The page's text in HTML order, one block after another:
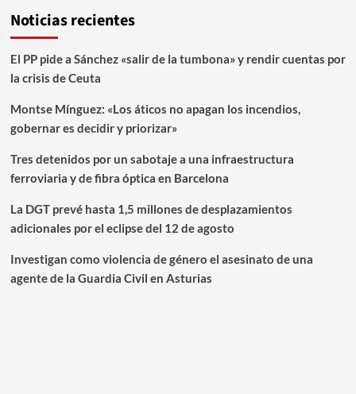
Noticias recientes
El PP pide a Sánchez «salir de la tumbona» y rendir cuentas por
la crisis de Ceuta
Montse Mínguez: «Los áticos no apagan los incendios,
gobernar es decidir y priorizar»
Tres detenidos por un sabotaje a una infraestructura
ferroviaria y de fibra óptica en Barcelona
La DGT prevé hasta 1,5 millones de desplazamientos
adicionales por el eclipse del 12 de agosto
Investigan como violencia de género el asesinato de una
agente de la Guardia Civil en Asturias